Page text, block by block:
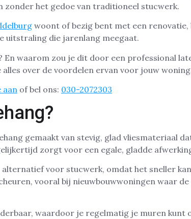
zonder het gedoe van traditioneel stucwerk.
woont of bezig bent met een renovatie,
uitstraling die jarenlang meegaat.
waarom zou je dit door een professional
over de voordelen ervan voor jouw
aan of bel ons: 030-2072303
gemaakt van stevig, glad vliesmateriaal
zorgt voor een egale, gladde
voor stucwerk, omdat het sneller
vooral bij nieuwbouwwoningen waar
waardoor je regelmatig je muren kunt